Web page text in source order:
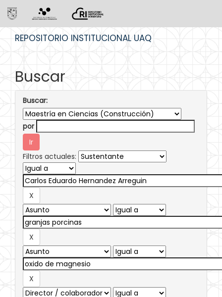
REPOSITORIO INSTITUCIONAL UAQ
Buscar
Buscar:
por
Filtros actuales: